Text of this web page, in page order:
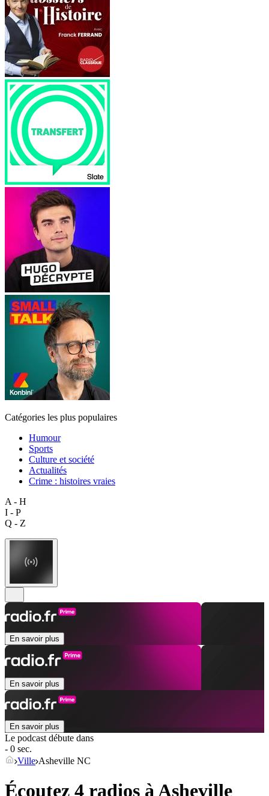
Catégories les plus populaires
Humour
Sports
Culture et société
Actualités
Crime : histoires vraies
A - H
I - P
Q - Z
En savoir plus
En savoir plus
En savoir plus
Le podcast débute dans
- 0 sec.
Ville Asheville NC
Écoutez 4 radios à Asheville